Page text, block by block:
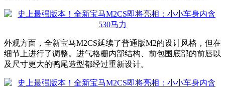
外观方面，全新宝马M2CS延续了普通版M2的设计风格，但在
细节上进行了调整。进气格栅内部结构、前包围底部的前唇以
及尺寸更大的鸭尾造型都经过重新设计。